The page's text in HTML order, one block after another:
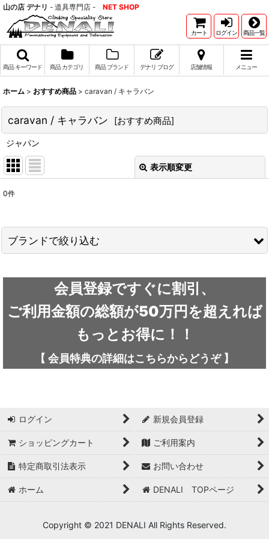
山の店 デナリ - 道具専門店 - NET SHOP
カート ログイン 商品一覧
商品 キーワード 商品 カテゴリ 商品 ブランド デナリ ブログ 店舗情報 メニュー
ホーム > おすすめ商品 > caravan / キャラバン
caravan / キャラバン [おすすめ商品]
ジャパン
表示順変更
並び順
0件
ブランドで絞り込む
outdoor element / アウトドアエレメント
AKLIMA / アクリマ
adidas FIVE TEN / アディダス ファイブテン
Atlas / アトラス
ARAI TENT(RIPEN) / アライテント(ライペン)
UNPARALLEL / アンパラレル
会員登録ですぐに割引、
ご利用金額の総額が50万円を超えれば
もっとお得に！！
【 会員特典の詳細はこちらから どうぞ】
ログイン 新規会員登録
ショッピングカート ご利用案内
特定商取引法表示 お問い合わせ
ホーム DENALI TOPページ
Copyright © 2021 DENALI All Rights Reserved.